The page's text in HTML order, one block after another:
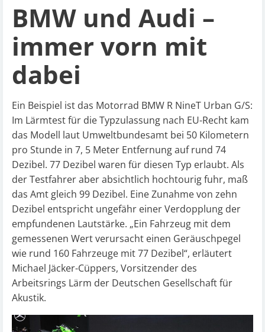
BMW und Audi –
immer vorn mit
dabei
Ein Beispiel ist das Motorrad BMW R NineT Urban G/S:
Im Lärmtest für die Typzulassung nach EU-Recht kam
das Modell laut Umweltbundesamt bei 50 Kilometern
pro Stunde in 7, 5 Meter Entfernung auf rund 74
Dezibel. 77 Dezibel waren für diesen Typ erlaubt. Als
der Testfahrer aber absichtlich hochtourig fuhr, maß
das Amt gleich 99 Dezibel. Eine Zunahme von zehn
Dezibel entspricht ungefähr einer Verdopplung der
empfundenen Lautstärke. „Ein Fahrzeug mit dem
gemessenen Wert verursacht einen Geräuschpegel
wie rund 160 Fahrzeuge mit 77 Dezibel“, erläutert
Michael Jäcker-Cüppers, Vorsitzender des
Arbeitsrings Lärm der Deutschen Gesellschaft für
Akustik.